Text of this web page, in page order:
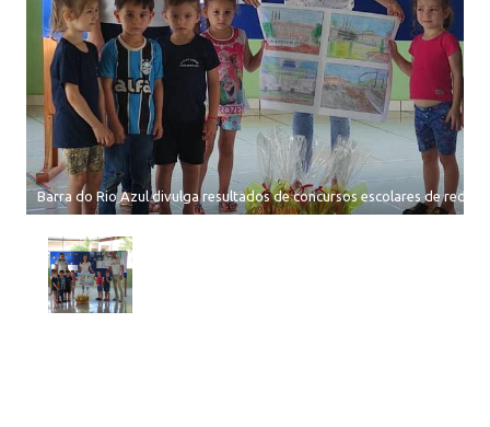
Barra do Rio Azul divulga resultados de concursos escolares de